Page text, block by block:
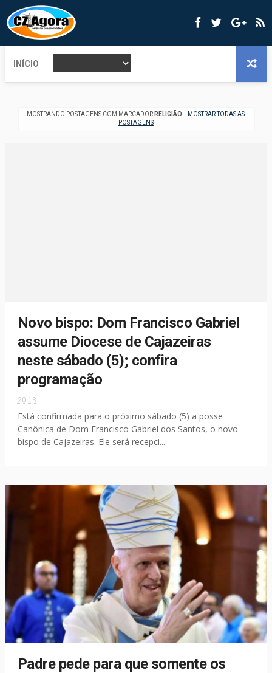
INÍCIO
MOSTRANDO POSTAGENS COM MARCADOR RELIGIÃO
MOSTRAR TODAS AS
POSTAGENS
Novo bispo: Dom Francisco Gabriel
assume Diocese de Cajazeiras
neste sábado (5); confira
programação
20:13
Está confirmada para o próximo sábado (5) a posse
Canônica de Dom Francisco Gabriel dos Santos, o novo
bispo de Cajazeiras. Ele será recepci...
Padre pede para que somente os